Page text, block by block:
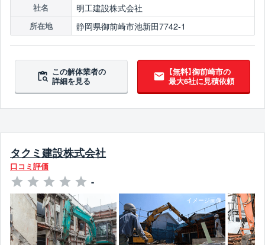
社名 明工建設株式会社
所在地 静岡県御前崎市池新田7742-1
この解体業者の
詳細を見る
【無料】御前崎市の
最大6社に見積依頼
タクミ建設株式会社
口コミ評価
-